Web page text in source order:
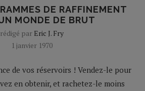
DE RAFFINEMENT
MONDE DE BRUT
rédigé par Eric J. Fry
1 janvier 1970
de vos réservoirs ! Vendez-le pour
en obtenir, et rachetez-le moins